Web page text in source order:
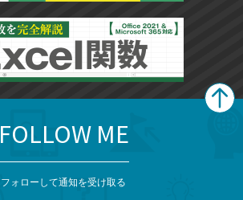
FOLLOW ME
フォローして通知を受け取る